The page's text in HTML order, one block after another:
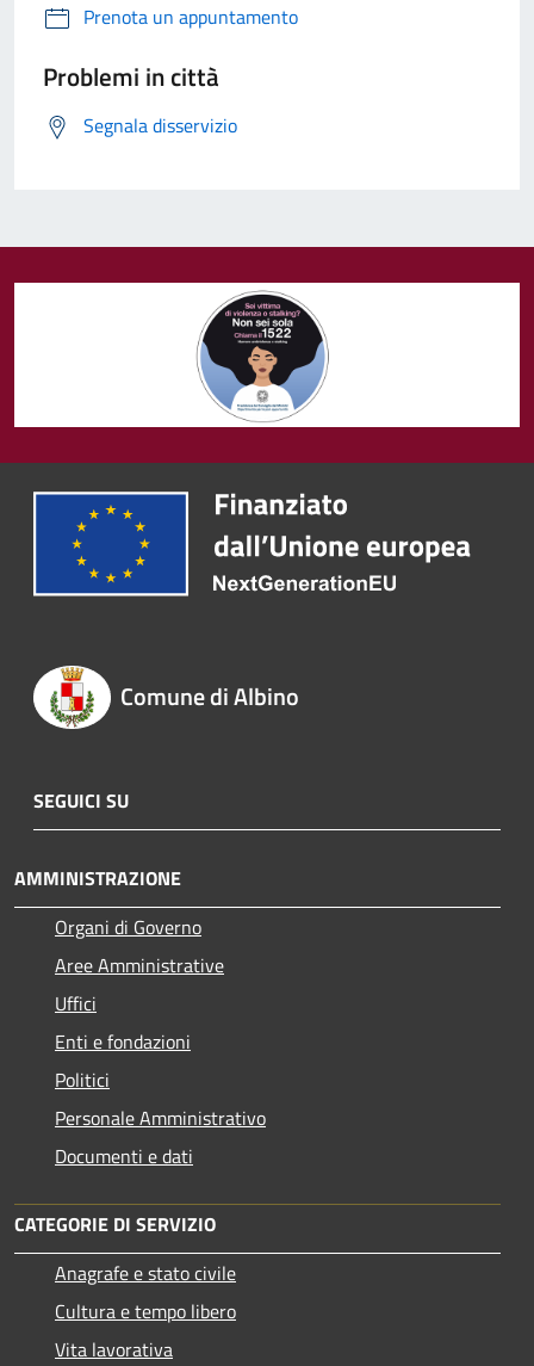
Prenota un appuntamento
Problemi in città
Segnala disservizio
Comune di Albino
SEGUICI SU
AMMINISTRAZIONE
Organi di Governo
Aree Amministrative
Uffici
Enti e fondazioni
Politici
Personale Amministrativo
Documenti e dati
CATEGORIE DI SERVIZIO
Anagrafe e stato civile
Cultura e tempo libero
Vita lavorativa